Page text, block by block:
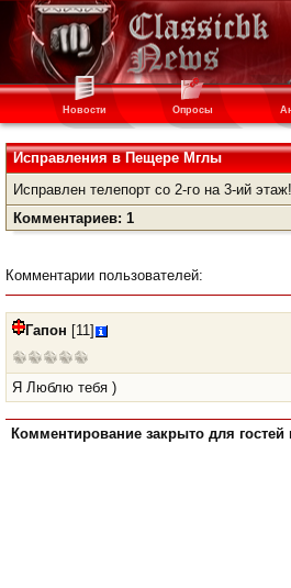
Новости Опросы
Исправления в Пещере Мглы
Исправлен телепорт со 2-го на 3-ий этаж!
Комментариев: 1
Комментарии пользователей:
Гапон [11]
Я Люблю тебя )
Комментирование закрыто для